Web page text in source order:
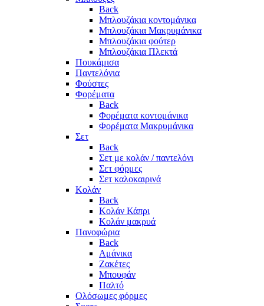
Back
Μπλουζάκια κοντομάνικα
Μπλουζάκια Μακρυμάνικα
Μπλουζάκια φούτερ
Μπλουζάκια Πλεκτά
Πουκάμισα
Παντελόνια
Φούστες
Φορέματα
Back
Φορέματα κοντομάνικα
Φορέματα Μακρυμάνικα
Σετ
Back
Σετ με κολάν / παντελόνι
Σετ φόρμες
Σετ καλοκαιρινά
Κολάν
Back
Κολάν Κάπρι
Κολάν μακρυά
Πανοφώρια
Back
Αμάνικα
Ζακέτες
Μπουφάν
Παλτό
Ολόσωμες φόρμες